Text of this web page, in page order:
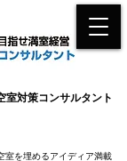
室対策コンサルタント
室を埋めるアイディア満載